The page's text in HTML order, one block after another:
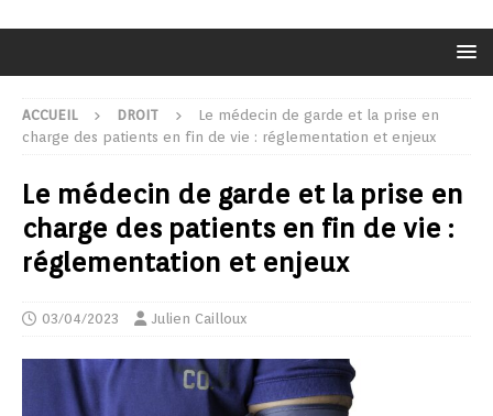
ACCUEIL DROIT
Le médecin de garde et la prise en
charge des patients en fin de vie : réglementation et enjeux
Le médecin de garde et la prise en
charge des patients en fin de vie :
réglementation et enjeux
03/04/2023 Julien Cailloux